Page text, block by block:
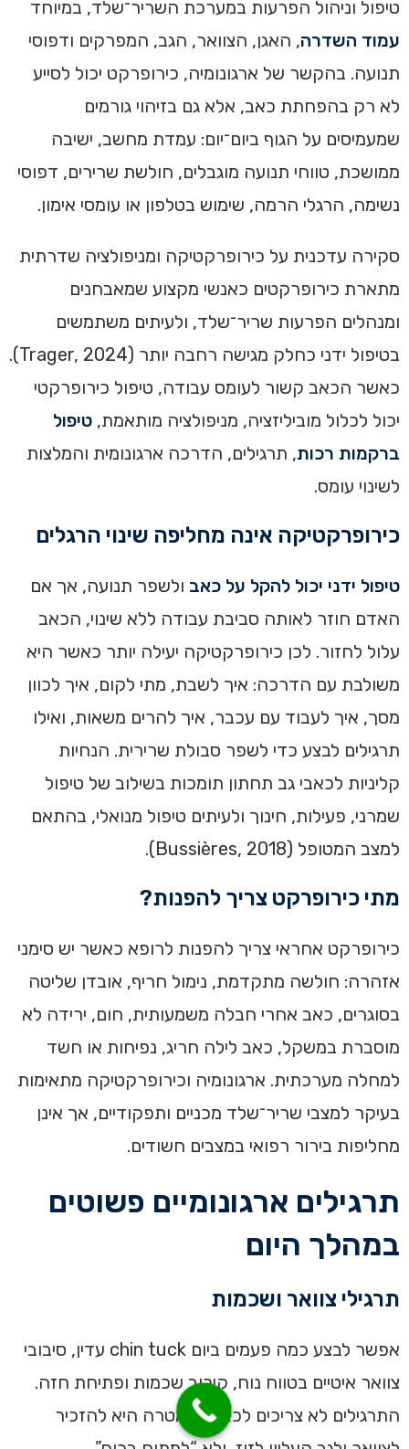
טיפול וניהול הפרעות במערכת השריר־שלד, במיוחד
עמוד השדרה, האגן, הצוואר, הגב, המפרקים ודפוסי
תנועה. בהקשר של ארגונומיה, כירופרקט יכול לסייע
לא רק בהפחתת כאב, אלא גם בזיהוי גורמים
שמעמיסים על הגוף ביום־יום: עמדת מחשב, ישיבה
ממושכת, טווחי תנועה מוגבלים, חולשת שרירים, דפוסי
נשימה, הרגלי הרמה, שימוש בטלפון או עומסי אימון.
סקירה עדכנית על כירופרקטיקה ומניפולציה שדרתית
מתארת כירופרקטים כאנשי מקצוע שמאבחנים
ומנהלים הפרעות שריר־שלד, ולעיתים משתמשים
בטיפול ידני כחלק מגישה רחבה יותר (Trager, 2024).
כאשר הכאב קשור לעומס עבודה, טיפול כירופרקטי
יכול לכלול מוביליזציה, מניפולציה מותאמת, טיפול
ברקמות רכות, תרגילים, הדרכה ארגונומית והמלצות
לשינוי עומס.
כירופרקטיקה אינה מחליפה שינוי הרגלים
טיפול ידני יכול להקל על כאב ולשפר תנועה, אך אם
האדם חוזר לאותה סביבת עבודה ללא שינוי, הכאב
עלול לחזור. לכן כירופרקטיקה יעילה יותר כאשר היא
משולבת עם הדרכה: איך לשבת, מתי לקום, איך לכוון
מסך, איך לעבוד עם עכבר, איך להרים משאות, ואילו
תרגילים לבצע כדי לשפר סבולת שרירית. הנחיות
קליניות לכאבי גב תחתון תומכות בשילוב של טיפול
שמרני, פעילות, חינוך ולעיתים טיפול מנואלי, בהתאם
למצב המטופל (Bussières, 2018).
מתי כירופרקט צריך להפנות?
כירופרקט אחראי צריך להפנות לרופא כאשר יש סימני
אזהרה: חולשה מתקדמת, נימול חריף, אובדן שליטה
בסוגרים, כאב אחרי חבלה משמעותית, חום, ירידה לא
מוסברת במשקל, כאב לילה חריג, נפיחות או חשד
למחלה מערכתית. ארגונומיה וכירופרקטיקה מתאימות
בעיקר למצבי שריר־שלד מכניים ותפקודיים, אך אינן
מחליפות בירור רפואי במצבים חשודים.
תרגילים ארגונומיים פשוטים
במהלך היום
תרגילי צוואר ושכמות
אפשר לבצע כמה פעמים ביום chin tuck עדין, סיבובי
צוואר איטיים בטווח נוח, קירוב שכמות ופתיחת חזה.
התרגילים לא צריכים לכאוב. המטרה היא להזכיר